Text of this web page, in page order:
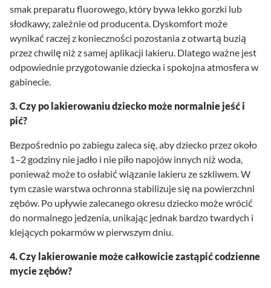
smak preparatu fluorowego, który bywa lekko gorzki lub
słodkawy, zależnie od producenta. Dyskomfort może
wynikać raczej z konieczności pozostania z otwartą buzią
przez chwilę niż z samej aplikacji lakieru. Dlatego ważne jest
odpowiednie przygotowanie dziecka i spokojna atmosfera w
gabinecie.
3. Czy po lakierowaniu dziecko może normalnie jeść i
pić?
Bezpośrednio po zabiegu zaleca się, aby dziecko przez około
1–2 godziny nie jadło i nie piło napojów innych niż woda,
ponieważ może to osłabić wiązanie lakieru ze szkliwem. W
tym czasie warstwa ochronna stabilizuje się na powierzchni
zębów. Po upływie zalecanego okresu dziecko może wrócić
do normalnego jedzenia, unikając jednak bardzo twardych i
klejących pokarmów w pierwszym dniu.
4. Czy lakierowanie może całkowicie zastąpić codzienne
mycie zębów?